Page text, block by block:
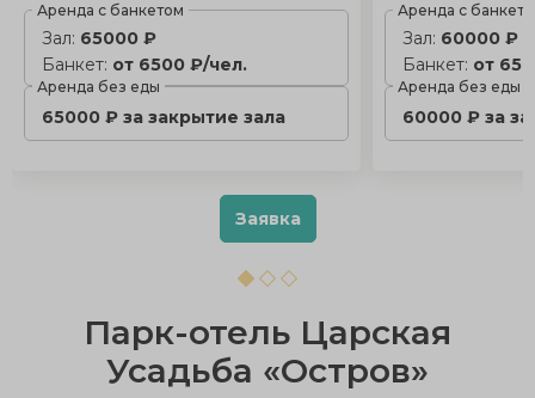
Аренда с банкетом
Зал: 65000 ₽
Банкет: от 6500 ₽/чел.
Аренда без еды
65000 ₽ за закрытие зала
Аренда с
Зал: 60000 ₽
Банкет: от
Аренда без еды
60000 ₽ за
Заявка
Парк-отель Царская
Усадьба «Остров»